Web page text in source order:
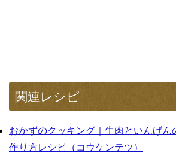
関連レシピ
おかずのクッキング｜牛肉といんげん
作り方レシピ（コウケンテツ）